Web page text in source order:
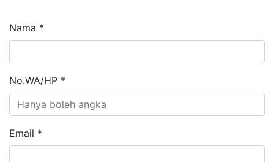
Nama *
No.WA/HP *
Email *